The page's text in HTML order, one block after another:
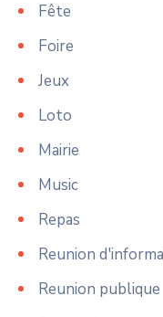
Fête
Foire
Jeux
Loto
Mairie
Music
Repas
Reunion
Reunion publique